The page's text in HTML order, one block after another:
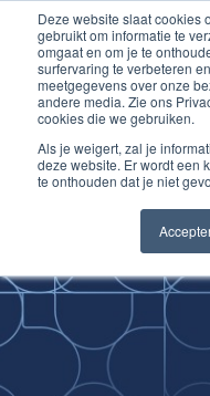
Deze website slaat cookies
gebruikt om informatie te
omgaat en om je te
surfervaring te verbeteren
meetgegevens over onze
andere media. Zie ons
cookies die we gebruiken.
Als je weigert, zal je
deze website. Er wordt een
te onthouden dat je niet
Ga
naar
de
inhoud
Improving
Medical